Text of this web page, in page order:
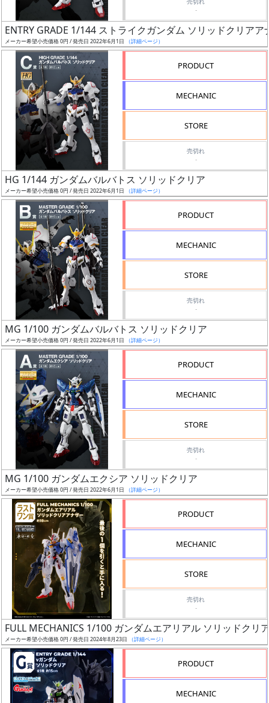
発
売
Web
プッ
シュ
通知
対象
ャ
ラ
リ
定
予
定
再
引
-
ENTRY GRADE 1/144 ストライクガンダム ソリッドクリア
メーカー希望小売価格 0円 / 発売日 2022年6月1日 （詳細ページ）
PRODUCT
MECHANIC
STORE
売切れ
-
HG 1/144 ガンダムバルバトス ソリッドクリア
メーカー希望小売価格 0円 / 発売日 2022年6月1日 （詳細ページ）
PRODUCT
MECHANIC
STORE
売切れ
-
MG 1/100 ガンダムバルバトス ソリッドクリア
メーカー希望小売価格 0円 / 発売日 2022年6月1日 （詳細ページ）
PRODUCT
MECHANIC
STORE
売切れ
-
MG 1/100 ガンダムエクシア ソリッドクリア
メーカー希望小売価格 0円 / 発売日 2022年6月1日 （詳細ページ）
PRODUCT
MECHANIC
STORE
売切れ
-
FULL MECHANICS 1/100 ガンダムエアリアル ソリッドクリ
メーカー希望小売価格 0円 / 発売日 2024年8月23日 （詳細ページ）
PRODUCT
MECHANIC